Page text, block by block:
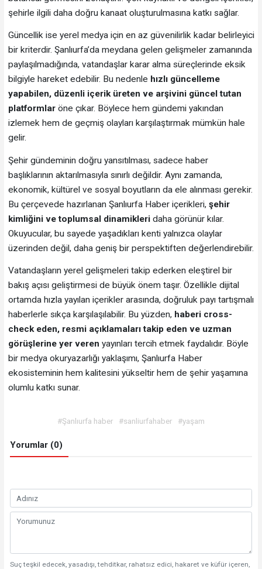
şehirle ilgili daha doğru kanaat oluşturulmasına katkı sağlar.
Güncellik ise yerel medya için en az güvenilirlik kadar belirleyici
bir kriterdir. Şanlıurfa’da meydana gelen gelişmeler zamanında
paylaşılmadığında, vatandaşlar karar alma süreçlerinde eksik
bilgiyle hareket edebilir. Bu nedenle hızlı güncelleme
yapabilen, düzenli içerik üreten ve arşivini güncel tutan
platformlaröne çıkar. Böylece hem gündemi yakından
izlemek hem de geçmiş olayları karşılaştırmak mümkün hale
gelir.
Şehir gündeminin doğru yansıtılması, sadece haber
başlıklarının aktarılmasıyla sınırlı değildir. Aynı zamanda,
ekonomik, kültürel ve sosyal boyutların da ele alınması gerekir.
Bu çerçevede hazırlanan Şanlıurfa Haber içerikleri, şehir
kimliğini ve toplumsal dinamikleridaha görünür kılar.
Okuyucular, bu sayede yaşadıkları kenti yalnızca olaylar
üzerinden değil, daha geniş bir perspektiften değerlendirebilir.
Vatandaşların yerel gelişmeleri takip ederken eleştirel bir
bakış açısı geliştirmesi de büyük önem taşır. Özellikle dijital
ortamda hızla yayılan içerikler arasında, doğruluk payı tartışmalı
haberlerle sıkça karşılaşılabilir. Bu yüzden, haberi cross-
check eden, resmi açıklamaları takip eden ve uzman
görüşlerine yer veren yayınları tercih etmek faydalıdır. Böyle
bir medya okuryazarlığı yaklaşımı, Şanlıurfa Haber
ekosisteminin hem kalitesini yükseltir hem de şehir yaşamına
olumlu katkı sunar.
#Şanlıurfa haber #sanliurfahaber #yaşam
Yorumlar (0)
Suç teşkil edecek, yasadışı, tehditkar, rahatsız edici, hakaret ve küfür içeren,